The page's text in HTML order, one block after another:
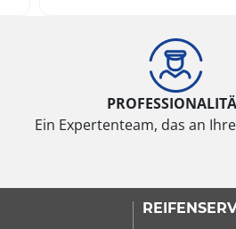
Ein Expertenteam, das an